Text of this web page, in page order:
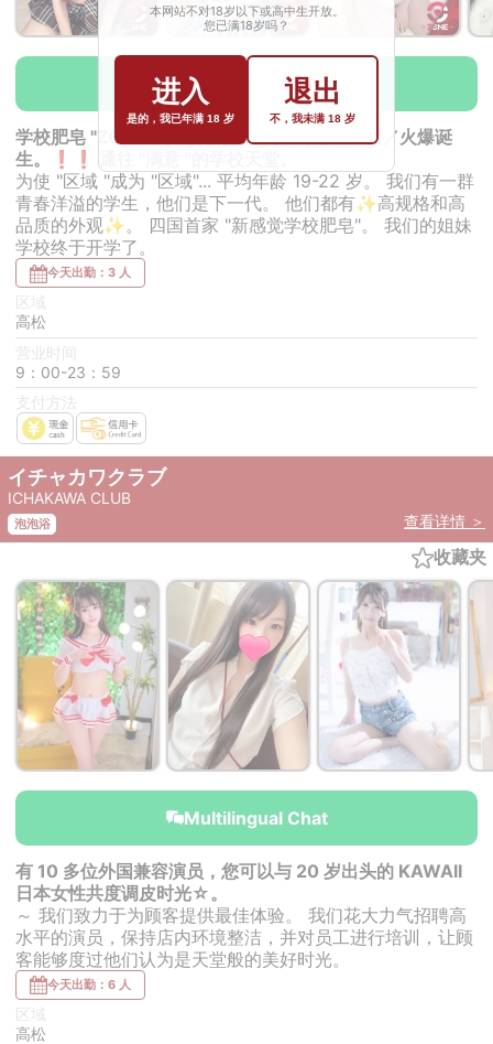
Multilingual Chat
学校肥皂 "ZONE" ❗️❗️ 神户人气店＼进军四国／火爆诞
生。❗️❗️ 通往 "满意 "的学校天堂。
为使 "区域 "成为 "区域"... 平均年龄 19-22 岁。 我们有一群
青春洋溢的学生，他们是下一代。 他们都有✨高规格和高
品质的外观✨。 四国首家 "新感觉学校肥皂"。 我们的姐妹
学校终于开学了。
今天出勤：3 人
区域
高松
营业时间
9：00-23：59
支付方法
イチャカワクラブ
ICHAKAWA CLUB
泡泡浴
查看详情 ＞
收藏夹
Multilingual Chat
有 10 多位外国兼容演员，您可以与 20 岁出头的 KAWAII
日本女性共度调皮时光☆。
～ 我们致力于为顾客提供最佳体验。 我们花大力气招聘高
水平的演员，保持店内环境整洁，并对员工进行培训，让顾
客能够度过他们认为是天堂般的美好时光。
今天出勤：6 人
区域
高松
本网站不对18岁以下或高中生开放。
您已满18岁吗？
进入
是的，我已年满 18 岁
退出
不，我未满 18 岁